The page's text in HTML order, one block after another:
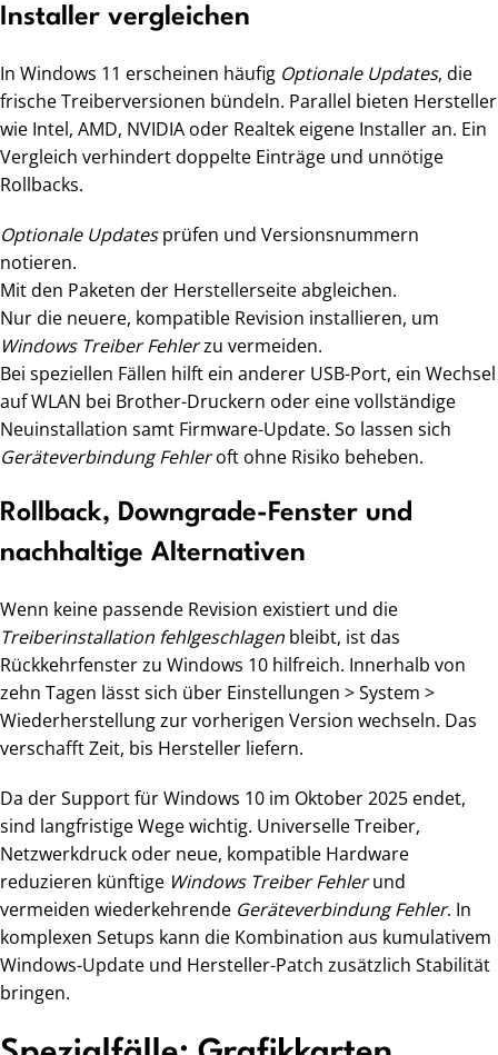
Installer vergleichen
In Windows 11 erscheinen häufig Optionale Updates, die
frische Treiberversionen bündeln. Parallel bieten Hersteller
wie Intel, AMD, NVIDIA oder Realtek eigene Installer an. Ein
Vergleich verhindert doppelte Einträge und unnötige
Rollbacks.
Optionale Updatesprüfen und Versionsnummern
notieren.
Mit den Paketen der Herstellerseite abgleichen.
Nur die neuere, kompatible Revision installieren, um
Windows Treiber Fehlerzu vermeiden.
Bei speziellen Fällen hilft ein anderer USB-Port, ein Wechsel
auf WLAN bei Brother-Druckern oder eine vollständige
Neuinstallation samt Firmware-Update. So lassen sich
Geräteverbindung Fehleroft ohne Risiko beheben.
Rollback, Downgrade-Fenster und
nachhaltige Alternativen
Wenn keine passende Revision existiert und die
Treiberinstallation fehlgeschlagen bleibt, ist das
Rückkehrfenster zu Windows 10 hilfreich. Innerhalb von
zehn Tagen lässt sich über Einstellungen > System >
Wiederherstellung zur vorherigen Version wechseln. Das
verschafft Zeit, bis Hersteller liefern.
Da der Support für Windows 10 im Oktober 2025 endet,
sind langfristige Wege wichtig. Universelle Treiber,
Netzwerkdruck oder neue, kompatible Hardware
reduzieren künftige Windows Treiber Fehlerund
vermeiden wiederkehrende Geräteverbindung Fehler. In
komplexen Setups kann die Kombination aus kumulativem
Windows-Update und Hersteller-Patch zusätzlich Stabilität
bringen.